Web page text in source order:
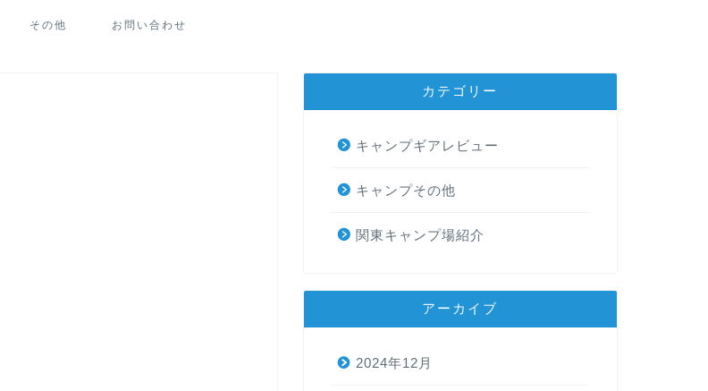
その他 お問い合わせ
カテゴリー
キャンプギアレビュー
キャンプその他
関東キャンプ場紹介
アーカイブ
2024年12月